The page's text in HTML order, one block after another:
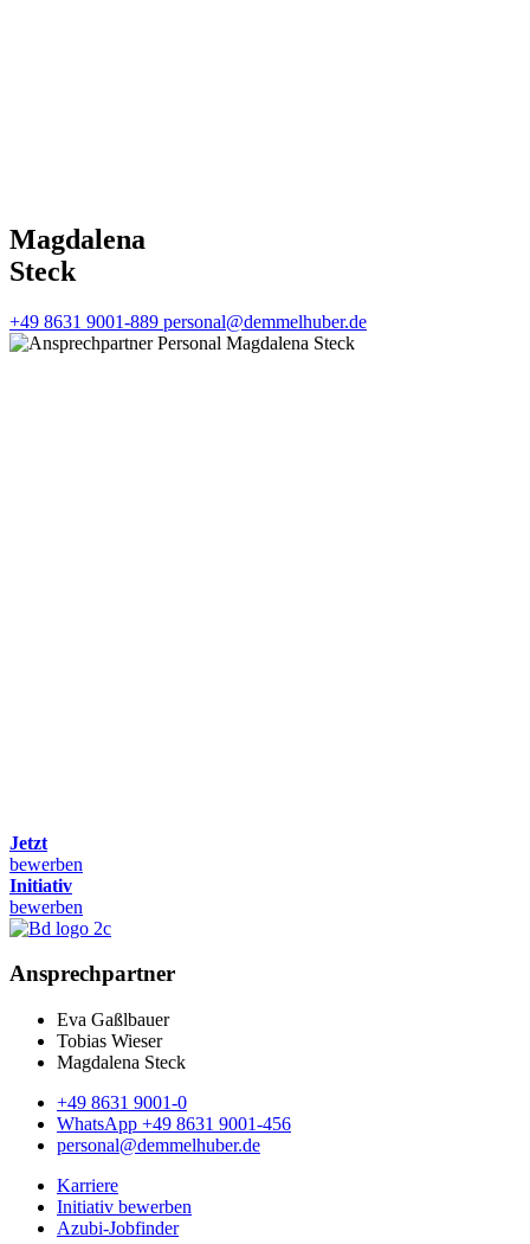
Magdalena
Steck
+49 8631 9001-889 personal@demmelhuber.de
Jetzt
bewerben
Initiativ
bewerben
Ansprechpartner
Eva Gaßlbauer
Tobias Wieser
Magdalena Steck
+49 8631 9001-0
WhatsApp +49 8631 9001-456
personal@demmelhuber.de
Karriere
Initiativ bewerben
Azubi-Jobfinder